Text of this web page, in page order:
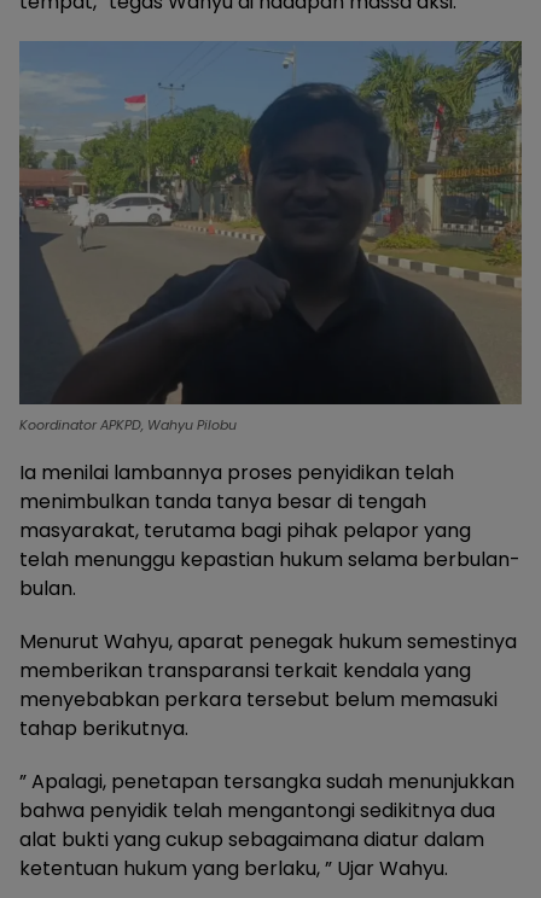
Koordinator APKPD, Wahyu Pilobu
Ia menilai lambannya proses penyidikan telah
menimbulkan tanda tanya besar di tengah
masyarakat, terutama bagi pihak pelapor yang
telah menunggu kepastian hukum selama berbulan-
bulan.
Menurut Wahyu, aparat penegak hukum semestinya
memberikan transparansi terkait kendala yang
menyebabkan perkara tersebut belum memasuki
tahap berikutnya.
” Apalagi, penetapan tersangka sudah menunjukkan
bahwa penyidik telah mengantongi sedikitnya dua
alat bukti yang cukup sebagaimana diatur dalam
ketentuan hukum yang berlaku, ” Ujar Wahyu.